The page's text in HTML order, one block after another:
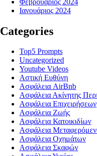
Ιανουάριος 2024
Categories
Top5 Prompts
Uncategorized
Youtube Videos
Αστική Ευθύνη
Ασφάλεια AirBnb
Ασφάλεια Ακίνητης
Ασφάλεια Επιχειρήσεων
Ασφάλεια Ζωής
Ασφάλεια Κατοικιδίων
Ασφάλεια
Ασφάλεια Οχημάτων
Ασφάλεια Σκαφών